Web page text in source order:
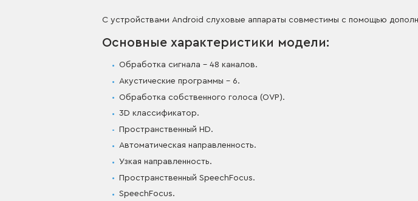
С устройствами Android слуховые аппараты совместимы с помощью
Основные характеристики модели:
Обработка сигнала – 48 каналов.
Акустические программы – 6.
Обработка собственного голоса (OVP).
3D классификатор.
Пространственный HD.
Автоматическая направленность.
Узкая направленность.
Пространственный SpeechFocus.
SpeechFocus.